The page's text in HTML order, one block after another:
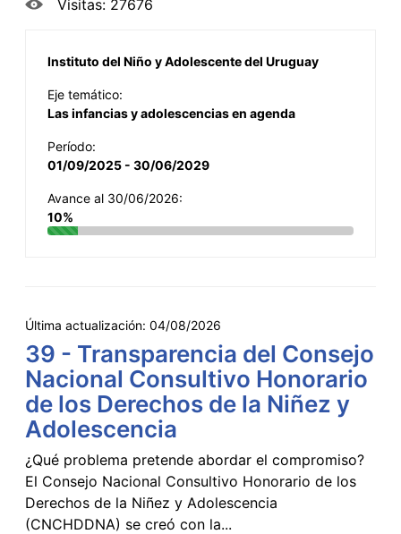
Visitas: 27676
Instituto del Niño y Adolescente del Uruguay
Eje temático:
Las infancias y adolescencias en agenda
Período:
01/09/2025 - 30/06/2029
Avance al 30/06/2026:
10%
Última actualización: 04/08/2026
39 - Transparencia del Consejo
Nacional Consultivo Honorario
de los Derechos de la Niñez y
Adolescencia
¿Qué problema pretende abordar el compromiso?
El Consejo Nacional Consultivo Honorario de los
Derechos de la Niñez y Adolescencia
(CNCHDDNA) se creó con la...